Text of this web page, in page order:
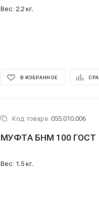
Вес: 2.2 кг.
В ИЗБРАННОЕ
Код товара: 055.010.006
МУФТА БНМ 100 ГОСТ
Вес: 1.5 кг.